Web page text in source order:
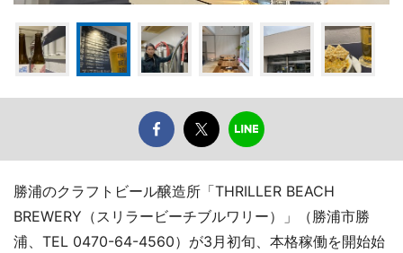
勝浦のクラフトビール醸造所「THRILLER BEACH
BREWERY（スリラービーチブルワリー）」（勝浦市勝
浦、TEL 0470-64-4560）が3月初旬、本格稼働を開始始